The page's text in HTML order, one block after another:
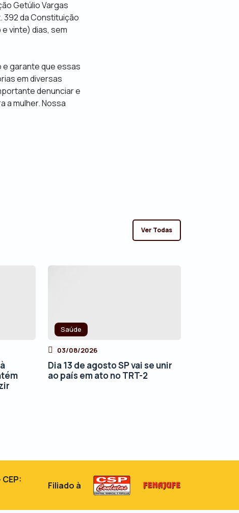
Getúlio Vargas
392 da Constituição
vinte) dias, sem
e garante que essas
em diversas
denunciar e
a mulher. Nossa
Ver Todas
Saúde
03/08/2026
Dia 13 de agosto SP vai se unir
ao país em ato no TRT-2
Filiado à